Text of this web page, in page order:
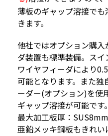
薄板のギャップ溶接で
きます。
他社ではオプション購
ダ装置も標準装備。ス
ワイヤフィーダにより
可能となります。また
ーダー(オプション)を使
ギャップ溶接が可能です。
最大加工板厚：
亜鉛メッキ鋼板もきれい